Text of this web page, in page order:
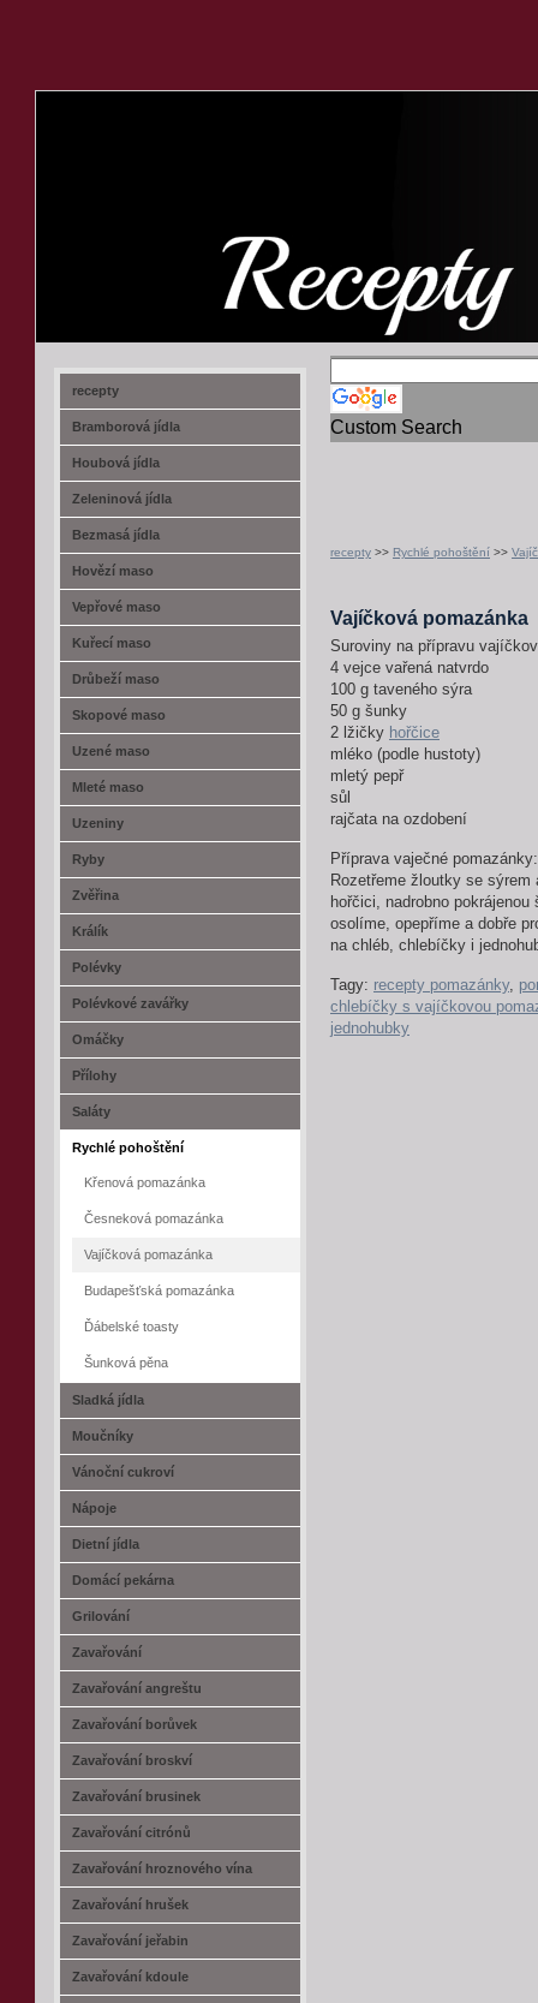
Custom Search
recepty >> Rychlé pohoštění >>
Vajíčková pomazánka
Suroviny na přípravu
4 vejce vařená natvrdo
100 g taveného sýra
50 g šunky
2 lžičky hořčice
mléko (podle hustoty)
mletý pepř
sůl
rajčata na ozdobení
Příprava vaječné pomazánky:
Rozetřeme žloutky se
hořčici, nadrobno
osolíme, opepříme a dobře
na chléb, chlebíčky i
Tagy: recepty pomazánky,
chlebíčky s vajíčkovou
jednohubky
recepty
Bramborová jídla
Houbová jídla
Zeleninová jídla
Bezmasá jídla
Hovězí maso
Vepřové maso
Kuřecí maso
Drůbeží maso
Skopové maso
Uzené maso
Mleté maso
Uzeniny
Ryby
Zvěřina
Králík
Polévky
Polévkové zavářky
Omáčky
Přílohy
Saláty
Rychlé pohoštění
Křenová pomazánka
Česneková pomazánka
Vajíčková pomazánka
Budapešťská pomazánka
Ďábelské toasty
Šunková pěna
Sladká jídla
Moučníky
Vánoční cukroví
Nápoje
Dietní jídla
Domácí pekárna
Grilování
Zavařování
Zavařování angreštu
Zavařování borůvek
Zavařování broskví
Zavařování brusinek
Zavařování citrónů
Zavařování hroznového vína
Zavařování hrušek
Zavařování jeřabin
Zavařování kdoule